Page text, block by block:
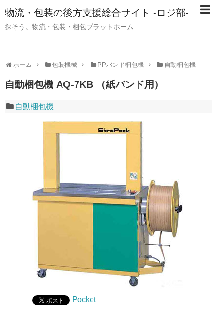
物流・包装の後方支援総合サイト -ロジ部-
探そう。物流・包装・梱包プラットホーム
ホーム 包装機械 PPバンド梱包機 自動梱包機
自動梱包機 AQ-7KB （紙バンド用）
自動梱包機
Pocket